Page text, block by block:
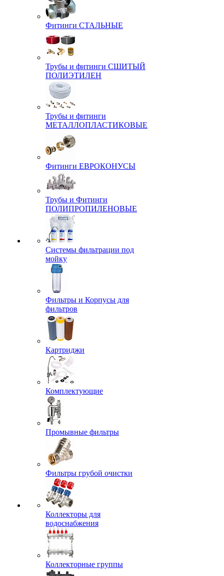
Фитинги СТАЛЬНЫЕ
Трубы и фитинги СШИТЫЙ
ПОЛИЭТИЛЕН
Трубы и фитинги
МЕТАЛЛОПЛАСТИКОВЫЕ
Фитинги ЕВРОКОНУСЫ
Трубы и Фитинги
ПОЛИПРОПИЛЕНОВЫЕ
Системы фильтрации под
мойку
Фильтры и Корпусы для
фильтров
Картриджи
Комплектующие
Промывные фильтры
Фильтры грубой очистки
Коллекторы для
водоснабжения
Коллекторные группы